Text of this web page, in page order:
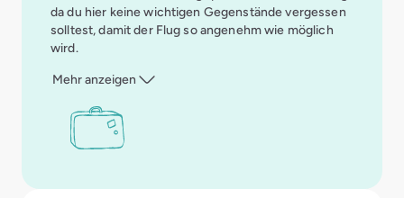
da du hier keine wichtigen Gegenstände vergessen
solltest, damit der Flug so angenehm wie möglich
wird.
Mehr anzeigen